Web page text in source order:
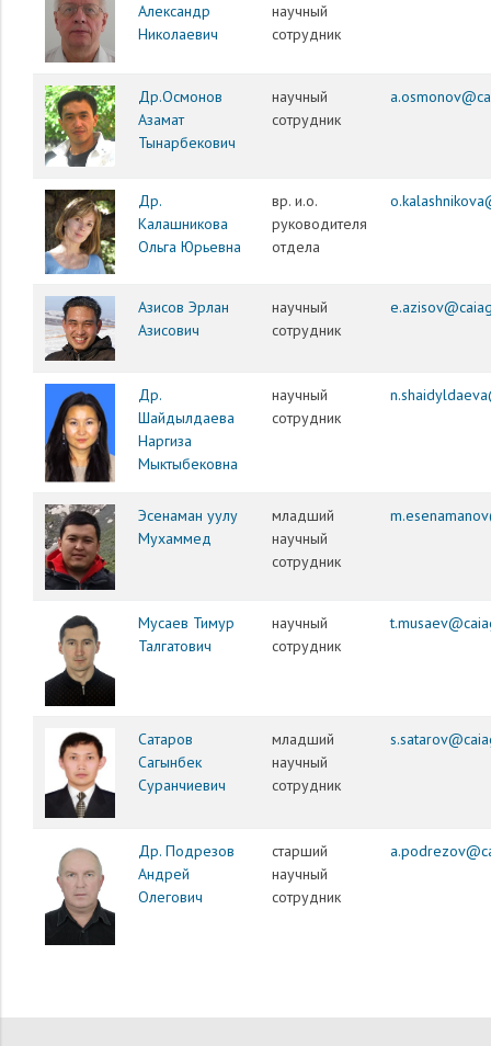
Александр
Николаевич
научный
сотрудник
Др.Осмонов
Азамат
Тынарбекович
научный
сотрудник
Др.
Калашникова
Ольга Юрьевна
вр. и.о.
руководителя
отдела
Азисов Эрлан
Азисович
научный
сотрудник
Др.
Шайдылдаева
Наргиза
Мыктыбековна
научный
сотрудник
Эсенаман уулу
Мухаммед
младший
научный
сотрудник
Мусаев Тимур
Талгатович
научный
сотрудник
Сатаров
Сагынбек
Суранчиевич
младший
научный
сотрудник
Др. Подрезов
Андрей
Олегович
старший
научный
сотрудник